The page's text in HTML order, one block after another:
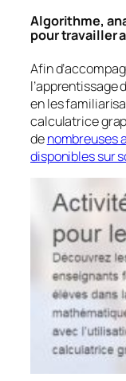
Algorithme,
pour travailler
Afin
l’apprentissage
en les
calculatrice
denombreuses
disponibles sur